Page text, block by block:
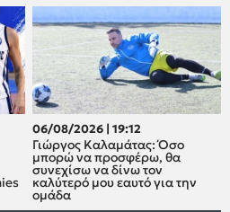
06/08/2026 | 19:12
Γιώργος Καλαμάτας: Όσο
μπορώ να προσφέρω, θα
συνεχίσω να δίνω τον
καλύτερό μου εαυτό για την
ομάδα